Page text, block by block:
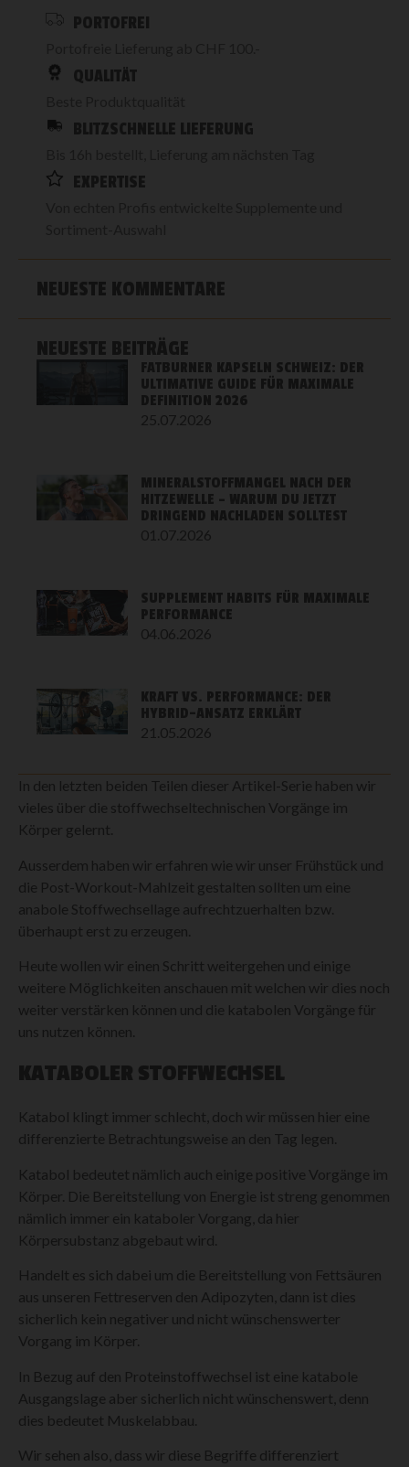
PORTOFREI
QUALITÄT
BLITZSCHNELLE LIEFERUNG
EXPERTISE
NEUESTE KOMMENTARE
NEUESTE BEITRÄGE
FATBURNER KAPSELN SCHWEIZ: DER
ULTIMATIVE GUIDE FÜR MAXIMALE
DEFINITION 2026
25.07.2026
MINERALSTOFFMANGEL NACH DER
HITZEWELLE – WARUM DU JETZT
DRINGEND NACHLADEN SOLLTEST
01.07.2026
SUPPLEMENT HABITS FÜR MAXIMALE
PERFORMANCE
04.06.2026
KRAFT VS. PERFORMANCE: DER
HYBRID-ANSATZ ERKLÄRT
21.05.2026
In den letzten beiden Teilen dieser Artikel-Serie haben wir
vieles über die stoffwechseltechnischen Vorgänge im
Körper gelernt.
Ausserdem haben wir erfahren wie wir unser Frühstück und
die Post-Workout-Mahlzeit gestalten sollten um eine
anabole Stoffwechsellage aufrechtzuerhalten bzw.
überhaupt erst zu erzeugen.
Heute wollen wir einen Schritt weitergehen und einige
weitere Möglichkeiten anschauen mit welchen wir dies noch
weiter verstärken können und die katabolen Vorgänge für
uns nutzen können.
KATABOLER STOFFWECHSEL
Katabol klingt immer schlecht, doch wir müssen hier eine
differenzierte Betrachtungsweise an den Tag legen.
Katabol bedeutet nämlich auch einige positive Vorgänge im
Körper. Die Bereitstellung von Energie ist streng genommen
nämlich immer ein kataboler Vorgang, da hier
Körpersubstanz abgebaut wird.
Handelt es sich dabei um die Bereitstellung von Fettsäuren
aus unseren Fettreserven den Adipozyten, dann ist dies
sicherlich kein negativer und nicht wünschenswerter
Vorgang im Körper.
In Bezug auf den Proteinstoffwechsel ist eine katabole
Ausgangslage aber sicherlich nicht wünschenswert, denn
dies bedeutet Muskelabbau.
Wir sehen also, dass wir diese Begriffe differenziert